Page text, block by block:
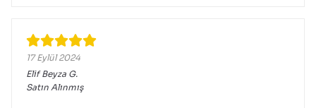
17 Eylül 2024
Elif Beyza G.
Satın Alınmış